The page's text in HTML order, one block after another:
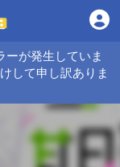
ーが発生していま
して申し訳ありま